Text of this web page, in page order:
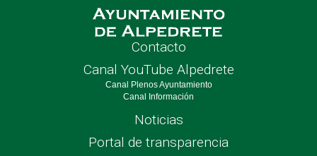
Contacto
Canal YouTube Alpedrete
Canal Plenos Ayuntamiento
Canal Información
Noticias
Portal de transparencia